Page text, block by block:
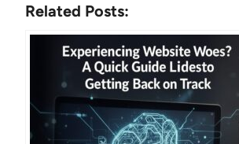
Related Posts: